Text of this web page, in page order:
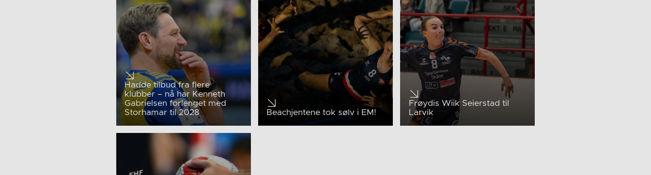
Hadde tilbud fra flere
klubber – nå har Kenneth
Gabrielsen forlenget med
Storhamar til 2028
Beachjentene tok sølv i EM!
Frøydis Wiik Seierstad til
Larvik